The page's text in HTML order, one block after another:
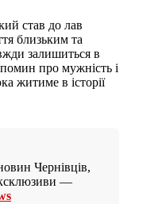
став до лав
близьким та
залишиться в
про мужність і
житиме в історії
Чернівців,
—